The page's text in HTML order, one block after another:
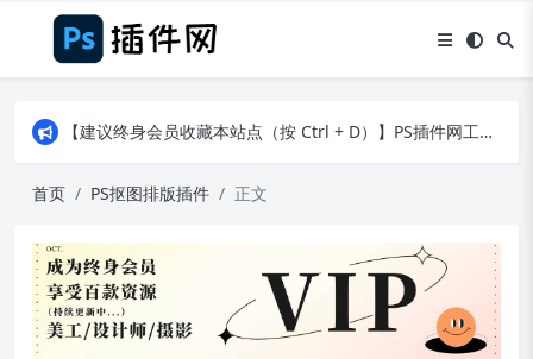
【建议终身会员收藏本站点（按 Ctrl + D）】PS插件网工作日8：30准时更新！（特殊原因除外）
【建议终身会员收藏本站点（按 Ctrl + D）】PS插件网工作日8：30准时更新！（特殊原因除外）
首页 PS抠图排版插件 正文